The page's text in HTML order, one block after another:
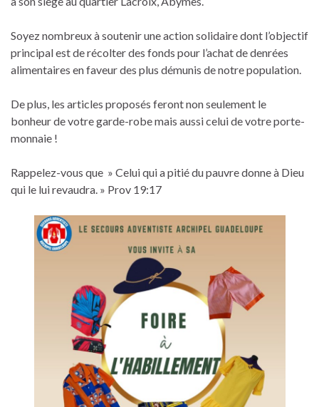
Soyez nombreux à soutenir une action solidaire dont l’objectif
principal est de récolter des fonds pour l’achat de denrées
alimentaires en faveur des plus démunis de notre population.
De plus, les articles proposés feront non seulement le
bonheur de votre garde-robe mais aussi celui de votre porte-
monnaie !
Rappelez-vous que » Celui qui a pitié du pauvre donne à Dieu
qui le lui revaudra. » Prov 19:17